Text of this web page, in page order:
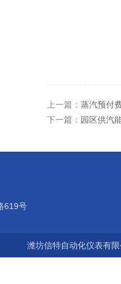
上一篇： 蒸汽预付
下一篇： 园区供汽
619号
潍坊信特自动化仪表有